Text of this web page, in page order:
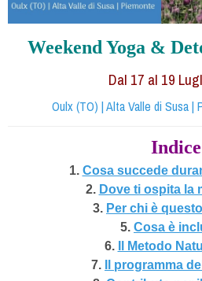
Weekend Yoga &
Dal 17 al 19
Oulx (TO) | Alta Valle di Susa |
Indice
1. Cosa succede
2. Dove ti ospita la
3. Per chi è
5. Cosa è
6.
Il Metodo
7.
Il programma